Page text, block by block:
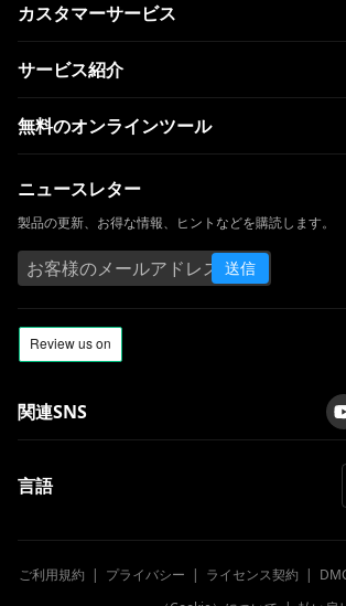
カスタマーサービス
サービス紹介
無料のオンラインツール
ニュースレター
製品の更新、お得な情報、ヒントなどを購読します。
送信
関連SNS
言語
ご利用規約 | プライバシー | ライセンス契約 |